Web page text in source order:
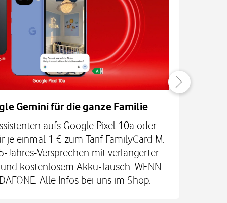
Gemini für die ganze Familie
aufs Google Pixel 10a oder
je einmal 1 € zum Tarif FamilyCard M.
Jahres-Versprechen mit verlängerter
kostenlosem Akku-Tausch. WENN
Alle Infos bei uns im Shop.